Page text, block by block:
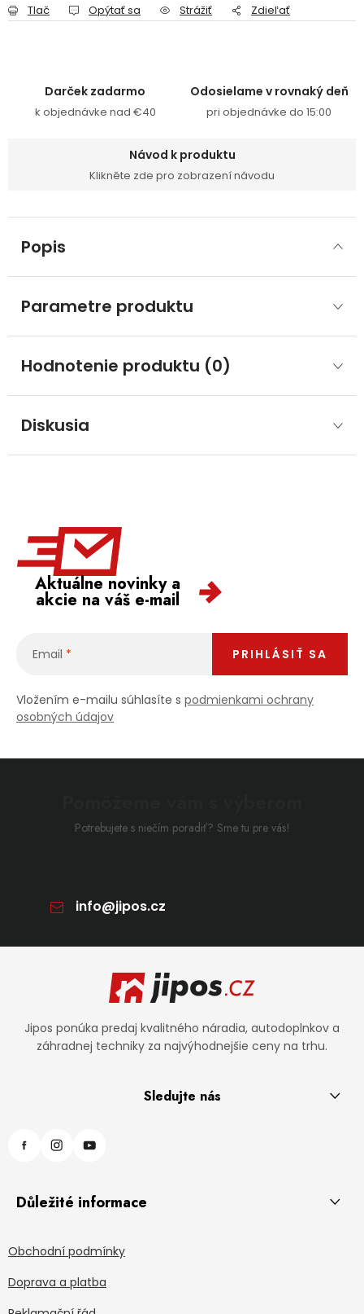
Přihlášení Registrace
Tlač Opýtať sa Strážiť Zdieľať
Darček zadarmo
k objednávke nad €40
Odosielame v rovnaký deň
pri objednávke do 15:00
Návod k produktu
Klikněte zde pro zobrazení návodu
Popis
Parametre produktu
Hodnotenie produktu (0)
Diskusia
Aktuálne novinky a
akcie na váš e-mail
Email
Vložením e-mailu súhlasíte s podmienkami ochrany
osobných údajov
PRIHLÁSIŤ SA
Potrebujete s niečím poradiť? Sme tu pre vás!
info@jipos.cz
Jipos ponúka predaj kvalitného náradia, autodoplnkov a
záhradnej techniky za najvýhodnejšie ceny na trhu.
Sledujte nás
Důležité informace
Obchodní podmínky
Doprava a platba